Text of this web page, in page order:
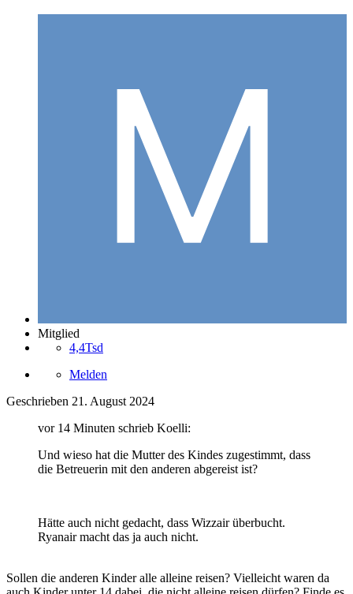
Mitglied
4,4Tsd
Melden
Geschrieben 21. August 2024
vor 14 Minuten schrieb Koelli:
Und wieso hat die Mutter des Kindes zugestimmt, dass
die Betreuerin mit den anderen abgereist ist?
Hätte auch nicht gedacht, dass Wizzair überbucht.
Ryanair macht das ja auch nicht.
Sollen die anderen Kinder alle alleine reisen? Vielleicht waren da